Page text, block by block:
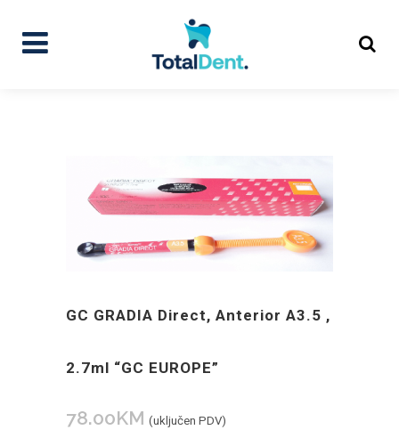
GC GRADIA Direct, Anterior A3.5 ,
2.7ml “GC EUROPE”
78.00KM (uključen PDV)